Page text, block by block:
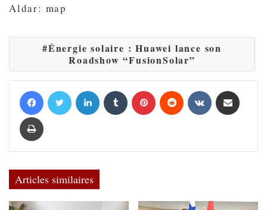
Aldar: map
Énergie solaire : Huawei lance son
Roadshow “FusionSolar”
Articles similaires